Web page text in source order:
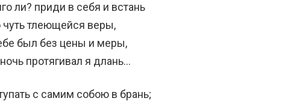
ли? приди в себя и встань
тлеющейся веры,
был без цены и меры,
протягивал я длань…
с самим собою в брань;